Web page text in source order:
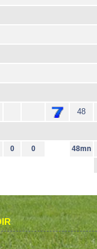
48
0 0 48mn